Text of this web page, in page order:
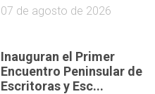
07 de agosto de 2026
Inauguran el Primer
Encuentro Peninsular de
Escritoras y Esc...